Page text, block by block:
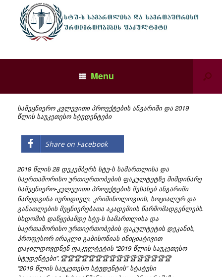
Menu
სამეცნიერო კვლევითი პროექტების ანგარიში და 2019
წლის საუკეთესო სტუდენტები
Share on Facebook
2019 წლის 28 დეკემბერს სტუ-ს სამართლისა და
საერთაშორისო ურთიერთობების ფაკულტეტზე მიმდინარე
სამეცნიერო-კვლევითი პროექტების შესახებ ანგარიში
წარედგინა იურიდიულ, კრიმინოლოგიის, სოციალურ და
განათლების მეცნიერებათა აკადემიის წარმომადგენლებს.
სხდომის დაწყებამდე სტუ-ს სამართლისა და
საერთაშორისო ურთიერთობების ფაკულტეტის დეკანის,
პროფესორ ირაკლი გაბისონიას ინიციატივით
დაჯილდოვდნენ ფაკულტეტის “2019 წლის საუკეთესო
სტუდენტები”. 🏆🏆🏆🏆🏆🏆🏆🏆🏆🏆🏆🏆🏆🏆🏆🏆
“2019 წლის საუკეთესო სტუდენტის” სტატუსი